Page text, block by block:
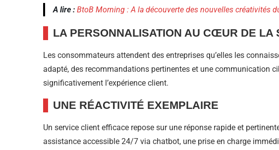
A lire : BtoB Morning : A la découverte des nouvelles créativités
LA PERSONNALISATION AU CŒUR DE LA
Les consommateurs attendent des entreprises qu’elles les
adapté, des recommandations pertinentes et une communication
significativement l’expérience client.
UNE RÉACTIVITÉ EXEMPLAIRE
Un service client efficace repose sur une réponse rapide et
assistance accessible 24/7 via chatbot, une prise en charge